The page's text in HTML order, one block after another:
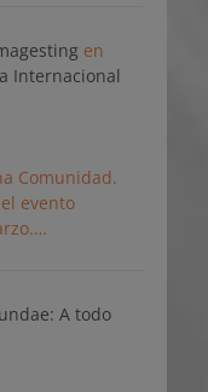
en
Internacional
Comunidad.
evento
A todo